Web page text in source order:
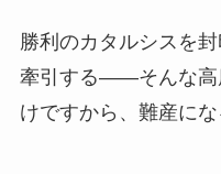
勝利のカタルシスを
牽引する——そんな高
けですから、難産にな